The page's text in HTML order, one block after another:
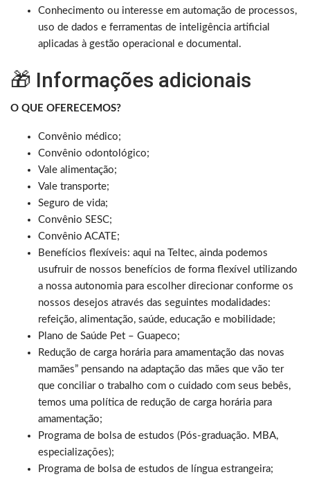
Conhecimento ou interesse em automação de processos,
uso de dados e ferramentas de inteligência artificial
aplicadas à gestão operacional e documental.
🎁 Informações adicionais
O QUE OFERECEMOS?
Convênio médico;
Convênio odontológico;
Vale alimentação;
Vale transporte;
Seguro de vida;
Convênio SESC;
Convênio ACATE;
Benefícios flexíveis: aqui na Teltec, ainda podemos
usufruir de nossos benefícios de forma flexível utilizando
a nossa autonomia para escolher direcionar conforme os
nossos desejos através das seguintes modalidades:
refeição, alimentação, saúde, educação e mobilidade;
Plano de Saúde Pet – Guapeco;
Redução de carga horária para amamentação das novas
mamães” pensando na adaptação das mães que vão ter
que conciliar o trabalho com o cuidado com seus bebês,
temos uma política de redução de carga horária para
amamentação;
Programa de bolsa de estudos (Pós-graduação. MBA,
especializações);
Programa de bolsa de estudos de língua estrangeira;